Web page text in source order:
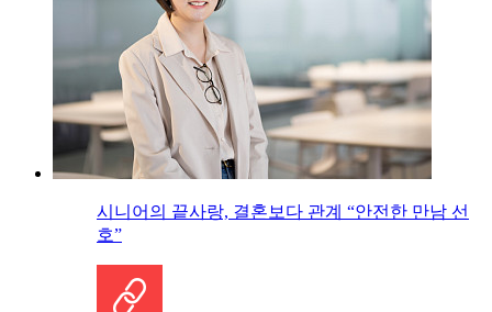
시니어의 끝사랑, 결혼보다 관계 “안전한 만남 선
호”